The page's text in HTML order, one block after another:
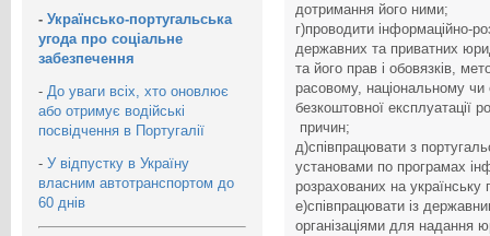
- Українсько-португальська
угода про соціальне
забезпечення
- До уваги всіх, хто оновлює
або отримує водійські
посвідчення в Португалії
- У відпустку в Україну
власним автотранспортом до
60 днів
дотримання його ними;
г)проводити інформаційно-
державних та приватних
та його прав і обовязків,
расовому, національному
безкоштовної експлуатації
причин;
д)співпрацювати з
установами по програмах
розрахованих на українську
е)співпрацювати із
організаціями для надання